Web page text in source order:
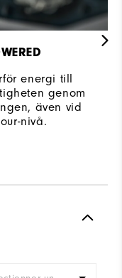
energi till
genom
även vid
nivå.